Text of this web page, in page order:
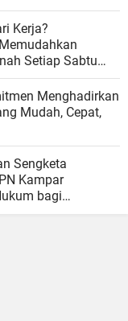
Kerja?
Setiap Sabtu
Menghadirkan
Mudah, Cepat,
Sengketa
Kampar
bagi